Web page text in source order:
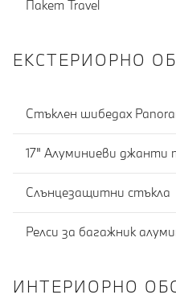
Пакет Travel
ЕКСТЕРИОРНО
Стъклен шибедах
17" Алуминиеви джанти
Слънцезащитни стъкла
Релси за багажник
ИНТЕРИОРНО